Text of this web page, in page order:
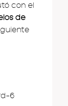
con el
de